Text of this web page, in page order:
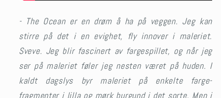
- The Ocean er en drøm å ha på veggen. Jeg kan
stirre på det i en evighet, fly innover i maleriet.
Sveve. Jeg blir fascinert av fargespillet, og når jeg
ser på maleriet føler jeg nesten været på huden. I
kaldt dagslys byr maleriet på enkelte farge-
fragmenter i lilla og mørk burgund i det sorte. Men i